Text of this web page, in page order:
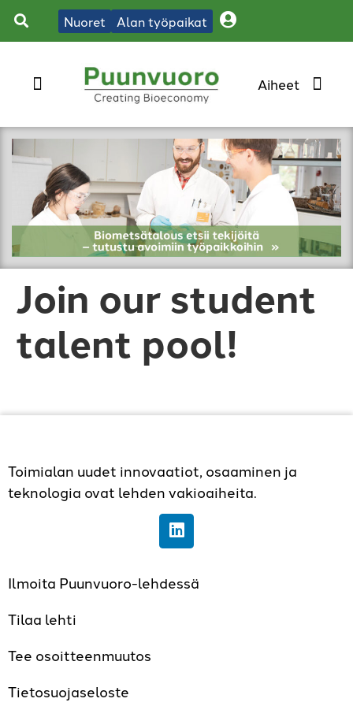
Nuoret Alan työpaikat
Join our student
talent pool!
Toimialan uudet innovaatiot, osaaminen ja
teknologia ovat lehden vakioaiheita.
Ilmoita Puunvuoro-lehdessä
Tilaa lehti
Tee osoitteenmuutos
Tietosuojaseloste